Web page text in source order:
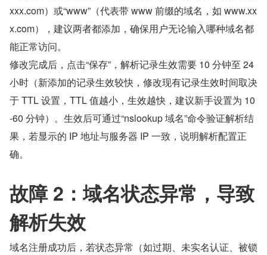
xxx.com）或“www”（代表带 www 前缀的域名，如 www.xx
x.com），建议两者都添加，确保用户无论输入哪种域名都
能正常访问。
修改完成后，点击“保存”，解析记录生效需要 10 分钟至 24
小时（新添加的记录生效较快，修改现有记录生效时间取决
于 TTL 设置，TTL 值越小，生效越快，建议新手设置为 10
-60 分钟）。生效后可通过“nslookup 域名”命令验证解析结
果，若显示的 IP 地址与服务器 IP 一致，说明解析配置正
确。
故障 2：域名状态异常，导致
解析失效
域名注册成功后，若状态异常（如过期、未实名认证、被锁